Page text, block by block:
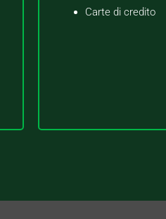
Carte di credito